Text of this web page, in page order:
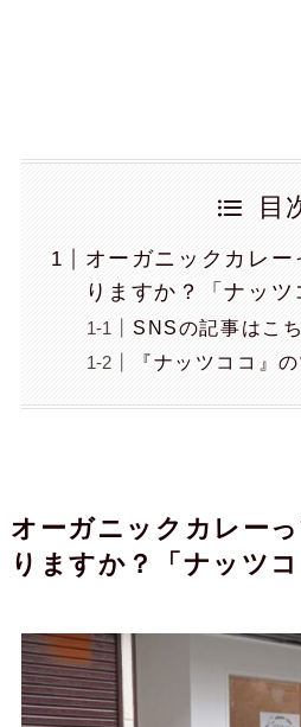
目
オーガニックカレ
りますか？「ナッ
SNSの記事はこ
『ナッツココ』
オーガニックカレー
りますか？「ナッツ